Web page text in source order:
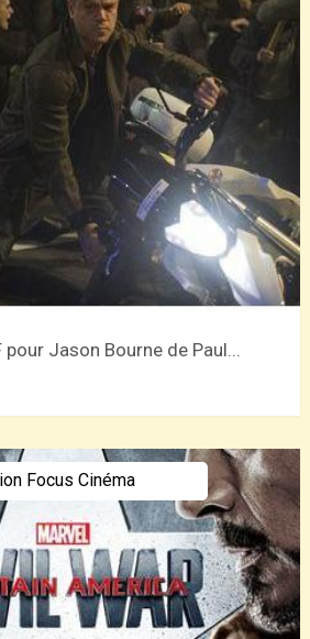
pour Jason Bourne de Paul...
Focus Cinéma